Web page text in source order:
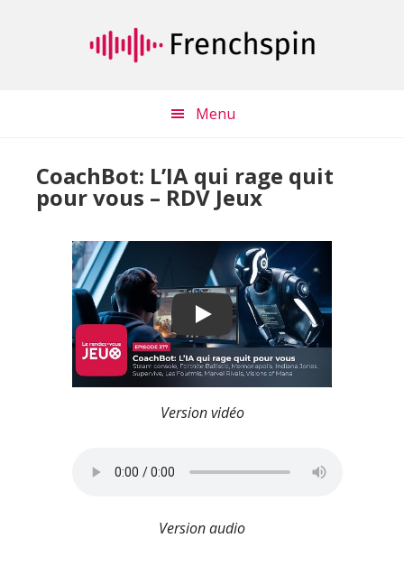
Menu
CoachBot: L’IA qui rage quit
pour vous – RDV Jeux
Play
Version vidéo
Version audio